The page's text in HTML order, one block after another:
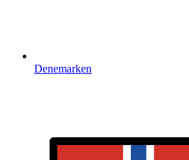
Denemarken